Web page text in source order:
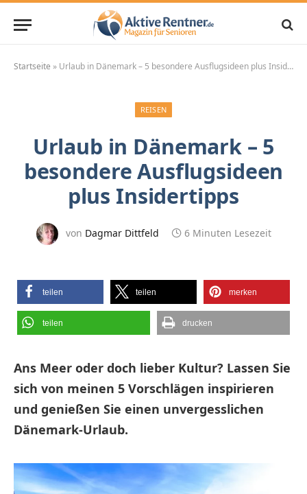
Startseite » Urlaub in Dänemark – 5 besondere Ausflugsideen plus Insidertipps
REISEN
Urlaub in Dänemark – 5
besondere Ausflugsideen
plus Insidertipps
von Dagmar Dittfeld 6 Minuten Lesezeit
teilen teilen merken
teilen drucken
Ans Meer oder doch lieber Kultur? Lassen Sie
sich von meinen 5 Vorschlägen inspirieren
und genießen Sie einen unvergesslichen
Dänemark-Urlaub.